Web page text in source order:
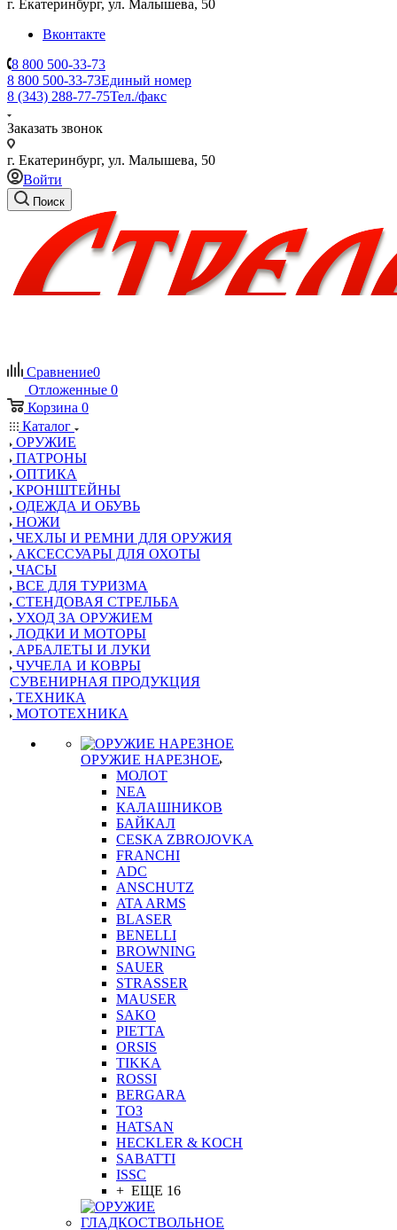
г. Екатеринбург, ул. Малышева, 50
Вконтакте
8 800 500-33-73
8 800 500-33-73Единый номер
8 (343) 288-77-75Тел./факс
Заказать звонок
г. Екатеринбург, ул. Малышева, 50
Войти
Поиск
Сравнение0
Отложенные 0
Корзина 0
Каталог
ОРУЖИЕ
ПАТРОНЫ
ОПТИКА
КРОНШТЕЙНЫ
ОДЕЖДА И ОБУВЬ
НОЖИ
ЧЕХЛЫ И РЕМНИ ДЛЯ ОРУЖИЯ
АКСЕССУАРЫ ДЛЯ ОХОТЫ
ЧАСЫ
ВСЕ ДЛЯ ТУРИЗМА
СТЕНДОВАЯ СТРЕЛЬБА
УХОД ЗА ОРУЖИЕМ
ЛОДКИ И МОТОРЫ
АРБАЛЕТЫ И ЛУКИ
ЧУЧЕЛА И КОВРЫ
СУВЕНИРНАЯ ПРОДУКЦИЯ
ТЕХНИКА
МОТОТЕХНИКА
ОРУЖИЕ НАРЕЗНОЕ
МОЛОТ
NEA
КАЛАШНИКОВ
БАЙКАЛ
CESKA ZBROJOVKA
FRANCHI
ADC
ANSCHUTZ
ATA ARMS
BLASER
BENELLI
BROWNING
SAUER
STRASSER
MAUSER
SAKO
PIETTA
ORSIS
TIKKA
ROSSI
BERGARA
ТОЗ
HATSAN
HECKLER & KOCH
SABATTI
ISSC
+ ЕЩЕ 16